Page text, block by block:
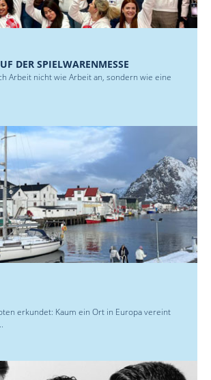
DER SPIELWARENMESSE
Arbeit nicht wie Arbeit an, sondern wie eine
erkundet: Kaum ein Ort in Europa vereint